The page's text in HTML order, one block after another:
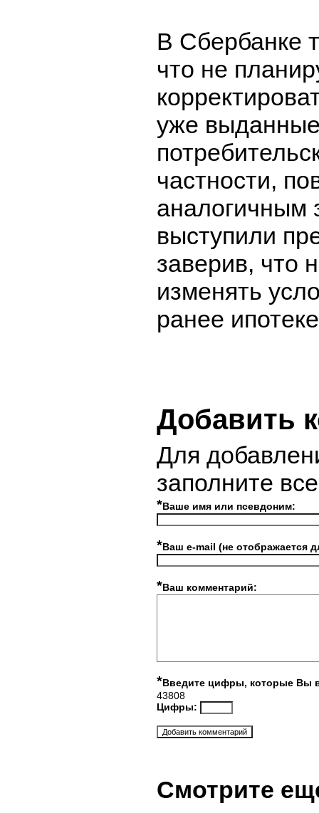
В Сбербанке
что не
уже
частности,
аналогичным
выступили
заверив, что
изменять
ранее
Добавить
Для
заполните
*Ваше имя или псевдоним:
*Ваш e-mail (не отображается
*Ваш комментарий:
*Введите цифры, которые Вы
43808
Цифры:
Смотрите